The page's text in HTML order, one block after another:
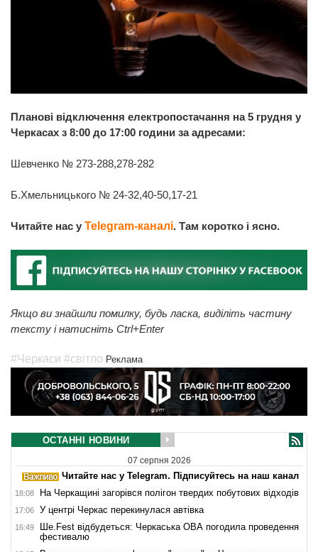
Планові відключення електропостачання на 5 грудня у
Черкасах з 8:00 до 17:00 години за адресами:
Шевченко № 273-288,278-282
Б.Хмельницького № 24-32,40-50,17-21
Читайте нас у Telegram-каналі. Там коротко і ясно.
Якщо ви знайшли помилку, будь ласка, виділіть частину
тексту і натисніть Ctrl+Enter
#Черкаси #світло Реклама
ОСТАННІ НОВИНИ
07 серпня 2026
Читайте нас у Telegram. Підписуйтесь на наш канал
18:08 На Черкащині загорівся полігон твердих побутових відходів
17:06 У центрі Черкас перекинулася автівка
16:49
Ше.Fest відбудеться: Черкаська ОВА погодила проведення
фестивалю